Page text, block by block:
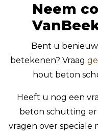
Neem
Bent u
betekenen? Vraag
hout beton
Heeft u nog een
beton schutting
vragen over speciale